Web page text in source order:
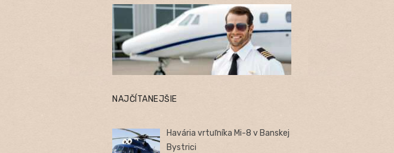
NAJČÍTANEJŠIE
Havária vrtuľníka Mi-8 v Banskej
Bystrici